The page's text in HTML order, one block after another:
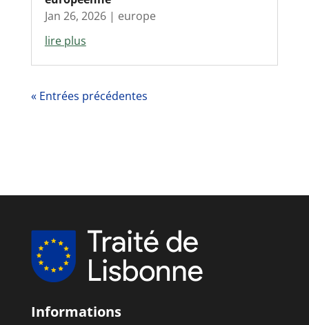
Jan 26, 2026| europe
lire plus
« Entrées précédentes
Informations